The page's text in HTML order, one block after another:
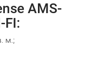
AMS-
FI:
м.;